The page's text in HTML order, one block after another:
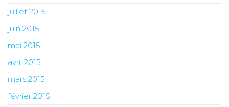
juillet 2015
juin 2015
mai 2015
avril 2015
mars 2015
février 2015